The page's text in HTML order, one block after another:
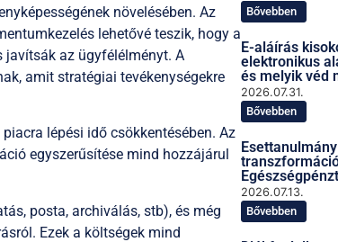
növelésében. Az
lehetővé teszik, hogy a
javítsák az ügyfélélményt. A
amit stratégiai tevékenységekre
lépési idő csökkentésében. Az
egyszerűsítése mind hozzájárul
posta, archiválás, stb), és még
Ezek a költségek mind
Bővebben
E-aláírás
elektronikus
és melyik véd
2026.07.31.
Bővebben
2026.07.13.
Bővebben